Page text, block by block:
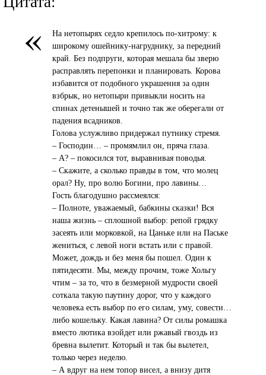
«
На нетопырях седло крепилось по-хитрому: к
широкому ошейнику-нагруднику, за передний
край. Без подпруги, которая мешала бы зверю
расправлять перепонки и планировать. Корова
избавится от подобного украшения за один
взбрык, но нетопыри привыкли носить на
спинах детенышей и точно так же оберегали от
падения всадников.
Голова услужливо придержал путнику стремя.
– Господин… – промямлил он, пряча глаза.
– А? – покосился тот, выравнивая поводья.
– Скажите, а сколько правды в том, что молец
орал? Ну, про волю Богини, про лавины…
Гость благодушно рассмеялся:
– Полноте, уважаемый, бабкины сказки! Вся
наша жизнь – сплошной выбор: репой грядку
засеять или морковкой, на Цаньке или на Паське
жениться, с левой ноги встать или с правой.
Может, дождь и без меня бы пошел. Один к
пятидесяти. Мы, между прочим, тоже Хольгу
чтим – за то, что в безмерной мудрости своей
соткала такую паутину дорог, что у каждого
человека есть выбор по его силам, уму, совести…
либо кошельку. Какая лавина? От силы ромашка
вместо лютика взойдет или ржавый гвоздь из
бревна вылетит. Который и так бы вылетел,
только через неделю.
– А вдруг на нем топор висел, а внизу дитя